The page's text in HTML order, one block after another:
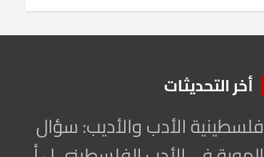
أخر التحديثات
فلسطينية الأدب والأديب: سؤال